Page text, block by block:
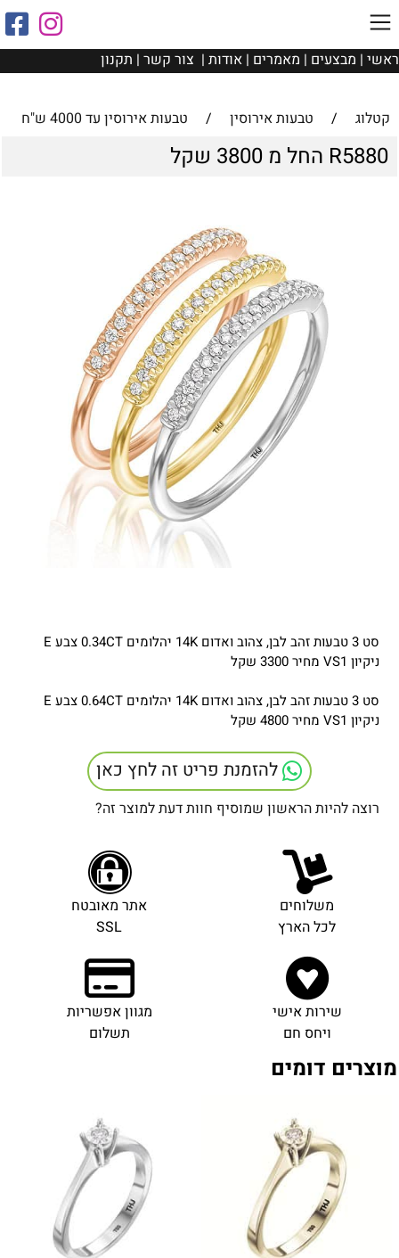
ראשי | מבצעים | מאמרים | אודות | צור קשר | תקנון
קטלוג / טבעות אירוסין / טבעות אירוסין עד 4000 ש"ח
R5880 החל מ 3800 שקל
סט 3 טבעות זהב לבן, צהוב ואדום 14K יהלומים 0.34CT צבע E
ניקיון VS1 מחיר 3300 שקל
סט 3 טבעות זהב לבן, צהוב ואדום 14K יהלומים 0.64CT צבע E
ניקיון VS1 מחיר 4800 שקל
להזמנת פריט זה לחץ כאן
רוצה להיות הראשון שמוסיף חוות דעת למוצר זה?
משלוחים
לכל הארץ
אתר מאובטח
SSL
שירות אישי
ויחס חם
מגוון אפשריות
תשלום
מוצרים דומים